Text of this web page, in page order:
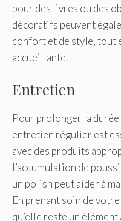
pour des livres ou des
décoratifs peuvent
confort et de style, tout
accueillante.
Entretien
Pour prolonger la
entretien régulier est
avec des produits
l’accumulation de
un polish peut aider à
En prenant soin de
qu’elle reste un